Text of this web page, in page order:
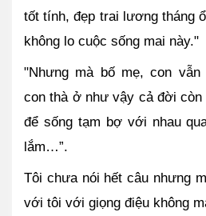
tốt tính, đẹp trai lương tháng
không lo cuộc sống mai này."
"Nhưng mà bố mẹ, con
con thà ở như vậy cả đời
để sống tạm bợ với nhau
lắm…”.
Tôi chưa nói hết câu nhưng
với tôi với giọng điệu không